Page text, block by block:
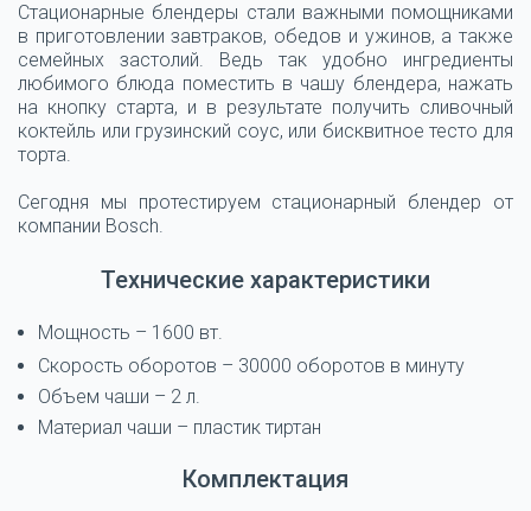
Стационарные блендеры стали важными помощниками
в приготовлении завтраков, обедов и ужинов, а также
семейных застолий. Ведь так удобно ингредиенты
любимого блюда поместить в чашу блендера, нажать
на кнопку старта, и в результате получить сливочный
коктейль или грузинский соус, или бисквитное тесто для
торта.
Сегодня мы протестируем стационарный блендер от
компании Bosch.
Технические характеристики
Мощность – 1600 вт.
Скорость оборотов – 30000 оборотов в минуту
Объем чаши – 2 л.
Материал чаши – пластик тиртан
Комплектация